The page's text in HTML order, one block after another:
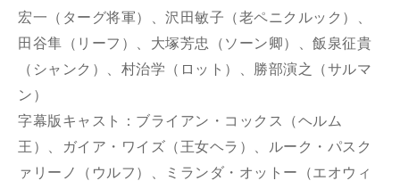
宏一（ターグ将軍）、沢田敏子（老ペニクルック）、
田谷隼（リーフ）、大塚芳忠（ソーン卿）、飯泉征貴
（シャンク）、村治学（ロット）、勝部演之（サルマ
ン）
字幕版キャスト：ブライアン・コックス（ヘルム
王）、ガイア・ワイズ（王女ヘラ）、ルーク・パスク
ァリーノ（ウルフ）、ミランダ・オットー（エオウィ